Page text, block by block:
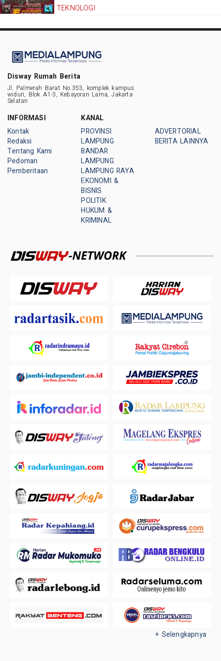
TEKNOLOGI
Disway Rumah Berita
Jl. Palmerah Barat No.353, komplek kampus
widuri, Blok A1-3, Kebayoran Lama, Jakarta
Selatan
INFORMASI
Kontak
Redaksi
Tentang Kami
Pedoman
Pemberitaan
KANAL
PROVINSI
LAMPUNG
BANDAR
LAMPUNG
LAMPUNG RAYA
EKONOMI &
BISNIS
POLITIK
HUKUM &
KRIMINAL
ADVERTORIAL
BERITA LAINNYA
+ Selengkapnya